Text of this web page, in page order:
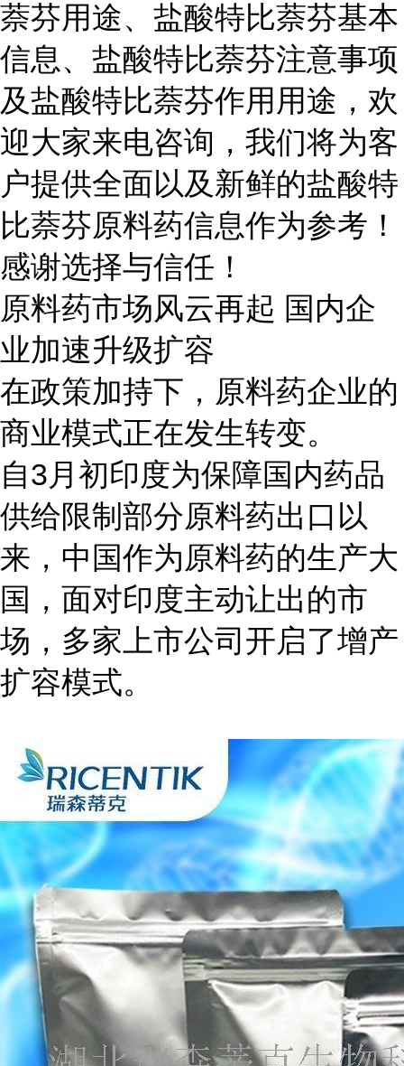
萘芬用途、盐酸特比萘芬基本
信息、盐酸特比萘芬注意事项
及盐酸特比萘芬作用用途，欢
迎大家来电咨询，我们将为客
户提供全面以及新鲜的盐酸特
比萘芬原料药信息作为参考！
感谢选择与信任！
原料药市场风云再起 国内企
业加速升级扩容
在政策加持下，原料药企业的
商业模式正在发生转变。
自3月初印度为保障国内药品
供给限制部分原料药出口以
来，中国作为原料药的生产大
国，面对印度主动让出的市
场，多家上市公司开启了增产
扩容模式。